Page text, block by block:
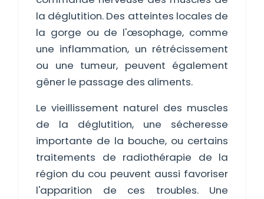
la déglutition. Des atteintes locales de
la gorge ou de l'œsophage, comme
une inflammation, un rétrécissement
ou une tumeur, peuvent également
gêner le passage des aliments.
Le vieillissement naturel des muscles
de la déglutition, une sécheresse
importante de la bouche, ou certains
traitements de radiothérapie de la
région du cou peuvent aussi favoriser
l'apparition de ces troubles. Une